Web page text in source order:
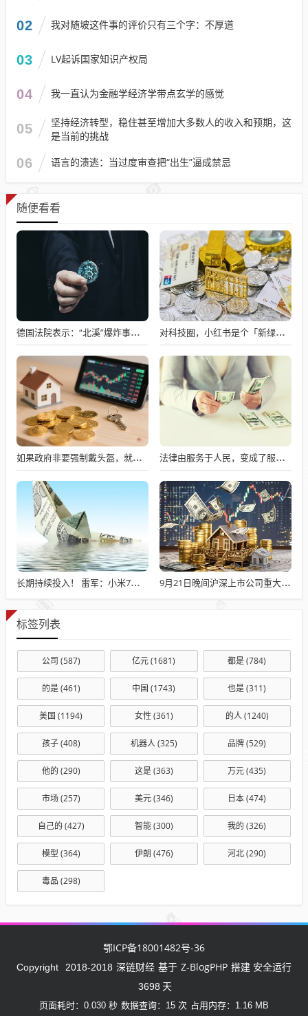
02 我对随坡这件事的评价只有三个字：不厚道
03 LV起诉国家知识产权局
04 我一直认为金融学经济学带点玄学的感觉
05
坚持经济转型，稳住甚至增加大多数人的收入和预期，这
是当前的挑战
06 语言的溃逃：当过度审查把“出生”逼成禁忌
随便看看
德国法院表示：“北溪”爆炸事件是乌克兰情报机构所为 对科技圈，小红书是个「新绿洲」
如果政府非要强制戴头盔，就得先让电动自行车有个放头盔的地方 法律由服务于人民，变成了服务于法学届
长期持续投入！ 雷军：小米7篇论文入选国际顶级会议AAAI 9月21日晚间沪深上市公司重大事项公告最新快递
标签列表
公司 (587) 亿元(1681) 都是(784)
的是(461) 中国 (1743) 也是(311)
美国 (1194) 女性 (361) 的人(1240)
孩子(408) 机器人(325) 品牌(529)
他的 (290) 这是(363) 万元(435)
市场(257) 美元(346) 日本(474)
自己的 (427) 智能(300) 我的 (326)
模型 (364) 伊朗 (476) 河北(290)
毒品 (298)
鄂ICP备18001482号-36
Copyright 2018-2018 深链财经 基于 Z-BlogPHP 搭建 安全运行
3698 天
页面耗时：0.030 秒 数据查询：15 次 占用内存：1.16 MB